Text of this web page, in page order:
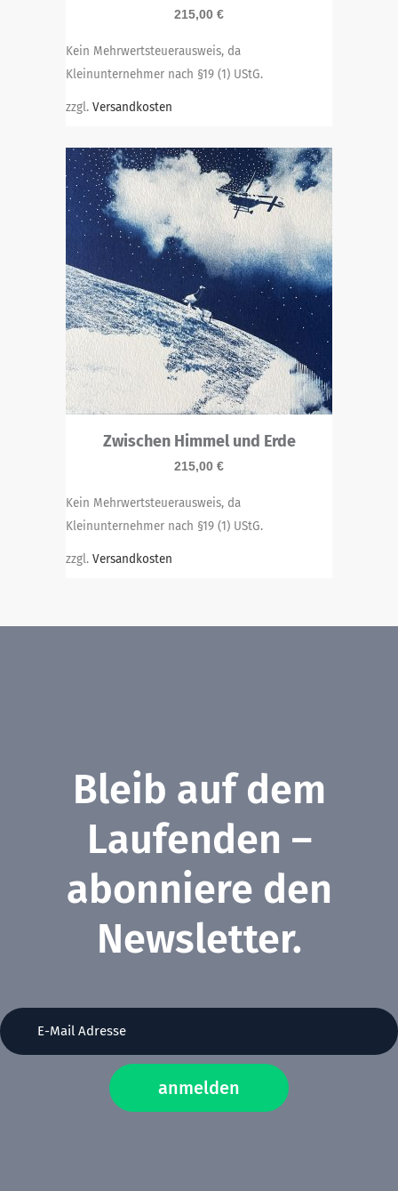
215,00 €
Kein Mehrwertsteuerausweis, da
Kleinunternehmer nach §19 (1) UStG.
zzgl. Versandkosten
Zwischen Himmel und Erde
215,00 €
Kein Mehrwertsteuerausweis, da
Kleinunternehmer nach §19 (1) UStG.
zzgl. Versandkosten
Bleib auf dem
Laufenden –
abonniere den
Newsletter.